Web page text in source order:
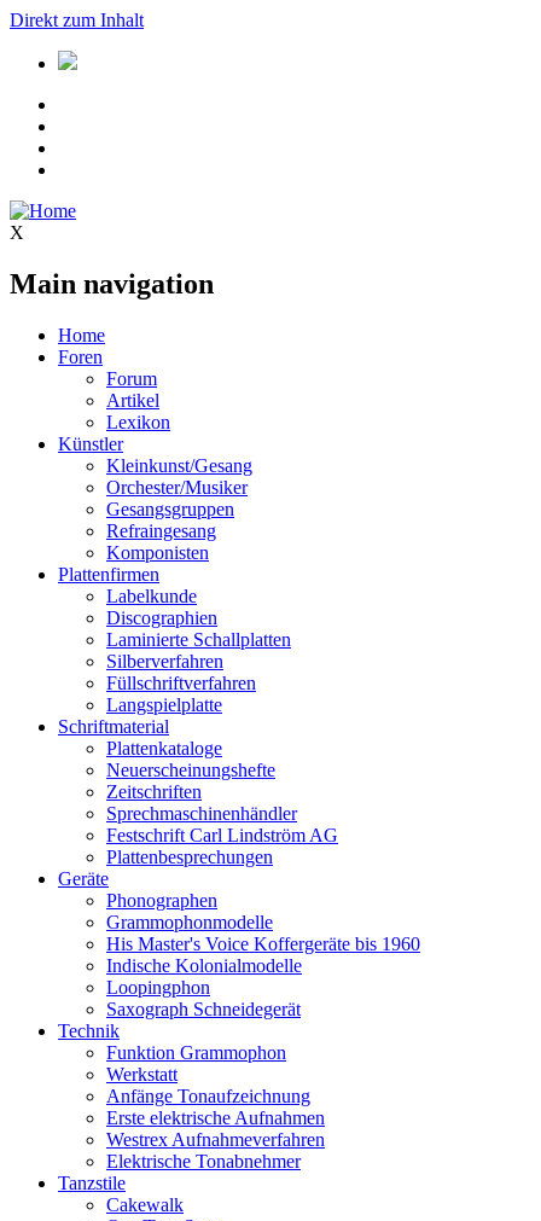
Direkt zum Inhalt
X
Main navigation
Home
Foren
Forum
Artikel
Lexikon
Künstler
Kleinkunst/Gesang
Orchester/Musiker
Gesangsgruppen
Refraingesang
Komponisten
Plattenfirmen
Labelkunde
Discographien
Laminierte Schallplatten
Silberverfahren
Füllschriftverfahren
Langspielplatte
Schriftmaterial
Plattenkataloge
Neuerscheinungshefte
Zeitschriften
Sprechmaschinenhändler
Festschrift Carl Lindström AG
Plattenbesprechungen
Geräte
Phonographen
Grammophonmodelle
His Master's Voice Koffergeräte bis 1960
Indische Kolonialmodelle
Loopingphon
Saxograph Schneidegerät
Technik
Funktion Grammophon
Werkstatt
Anfänge Tonaufzeichnung
Erste elektrische Aufnahmen
Westrex Aufnahmeverfahren
Elektrische Tonabnehmer
Tanzstile
Cakewalk